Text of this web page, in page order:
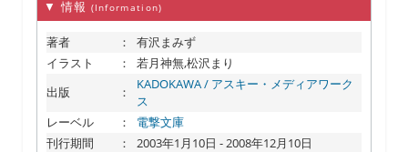
▼ 情報 (Information)
著者 ：
有沢まみず
イラスト
：
若月神無,松沢まり
出版
：
KADOKAWA / アスキー・メディアワーク
ス
レーベル
：
電撃文庫
刊行期間
：
2003年1月10日 - 2008年12月10日